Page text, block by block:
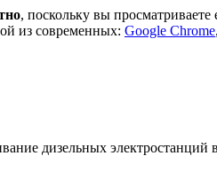
, поскольку вы просматриваете
из современных: Google Chrome,
дизельных